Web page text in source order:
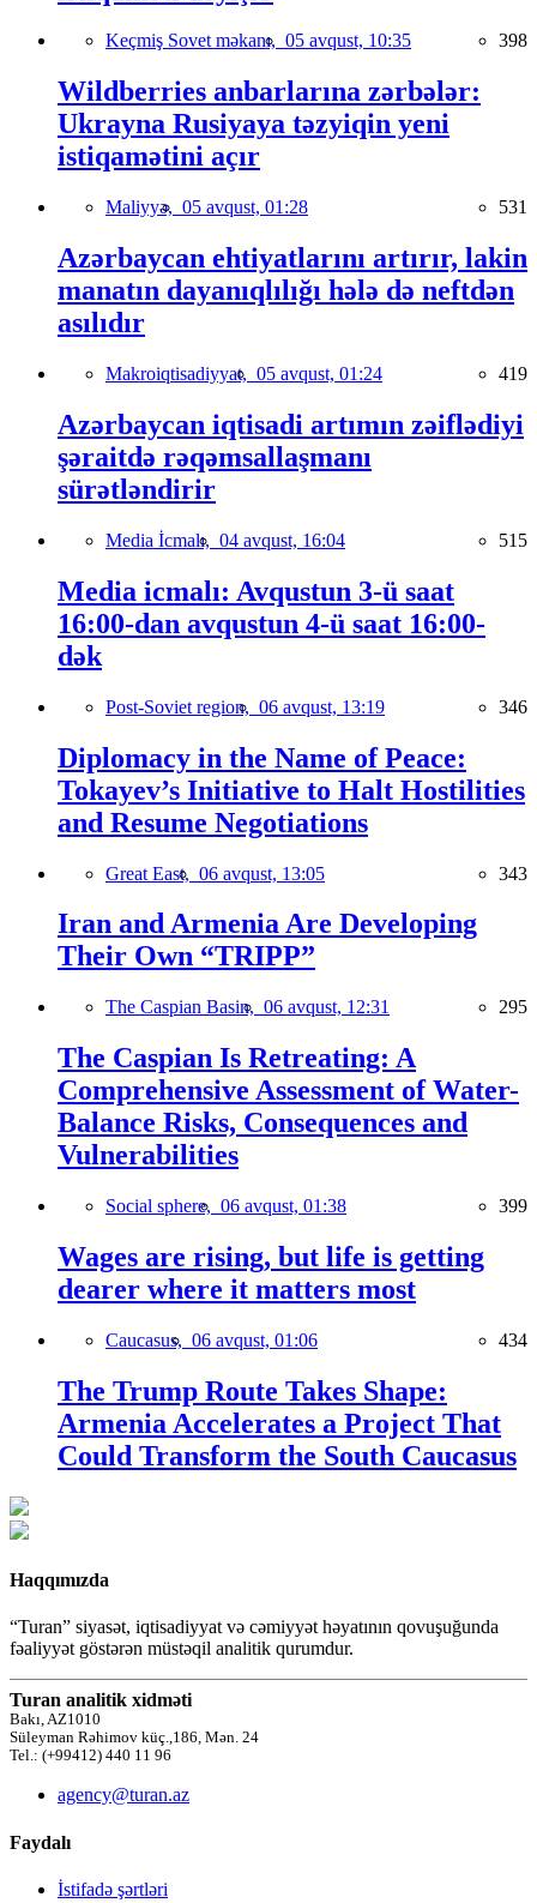
Keçmiş Sovet məkanı, 05 avqust, 10:35 398
Wildberries anbarlarına zərbələr:
Ukrayna Rusiyaya təzyiqin yeni
istiqamətini açır
Maliyyə, 05 avqust, 01:28 531
Azərbaycan ehtiyatlarını artırır, lakin
manatın dayanıqlılığı hələ də neftdən
asılıdır
Makroiqtisadiyyat, 05 avqust, 01:24 419
Azərbaycan iqtisadi artımın zəiflədiyi
şəraitdə rəqəmsallaşmanı
sürətləndirir
Media İcmalı, 04 avqust, 16:04 515
Media icmalı: Avqustun 3-ü saat
16:00-dan avqustun 4-ü saat 16:00-
dək
Post-Soviet region, 06 avqust, 13:19 346
Diplomacy in the Name of Peace:
Tokayev’s Initiative to Halt Hostilities
and Resume Negotiations
Great East, 06 avqust, 13:05 343
Iran and Armenia Are Developing
Their Own “TRIPP”
The Caspian Basin, 06 avqust, 12:31 295
The Caspian Is Retreating: A
Comprehensive Assessment of Water-
Balance Risks, Consequences and
Vulnerabilities
Social sphere, 06 avqust, 01:38 399
Wages are rising, but life is getting
dearer where it matters most
Caucasus, 06 avqust, 01:06 434
The Trump Route Takes Shape:
Armenia Accelerates a Project That
Could Transform the South Caucasus
Haqqımızda
“Turan” siyasət, iqtisadiyyat və cəmiyyət həyatının qovuşuğunda
fəaliyyət göstərən müstəqil analitik qurumdur.
Turan analitik xidməti
Bakı, AZ1010
Süleyman Rəhimov küç.,186, Mən. 24
Tel.: (+99412) 440 11 96
agency@turan.az
Faydalı
İstifadə şərtləri